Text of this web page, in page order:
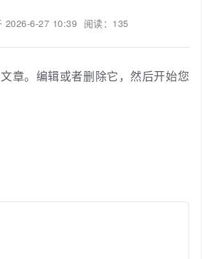
2026-6-27 10:39 阅读：135
章。编辑或者删除它，然后开始您